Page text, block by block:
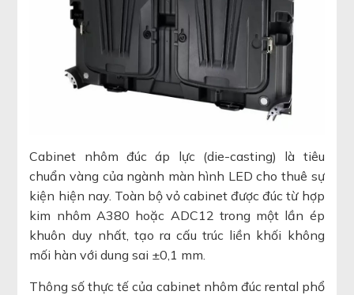
Cabinet nhôm đúc áp lực (die-casting) là tiêu
chuẩn vàng của ngành màn hình LED cho thuê sự
kiện hiện nay. Toàn bộ vỏ cabinet được đúc từ hợp
kim nhôm A380 hoặc ADC12 trong một lần ép
khuôn duy nhất, tạo ra cấu trúc liền khối không
mối hàn với dung sai ±0,1 mm.
Thông số thực tế của cabinet nhôm đúc rental phổ